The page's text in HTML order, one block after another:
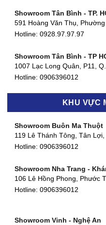
Showroom Tân Bình - TP.
591 Hoàng Văn Thụ,
Hotline: 0928.97.97.97
Showroom Tân Bình - TP
1007 Lạc Long Quân, P11,
Hotline: 0906396012
Showroom Biên Hòa -
Showroom Thuận An - Bình
Showroom Quận 11 - TP.
KHU VỰC
Showroom Buôn Ma Thuột
119 Lê Thánh Tông, Tân
Hotline: 0906396012
Showroom Nha Trang -
106 Lê Hồng Phong, Phước
Hotline: 0906396012
Showroom Vinh - Nghệ An